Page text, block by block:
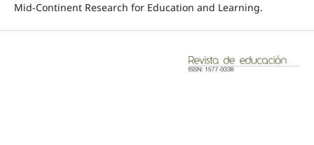
Mid-Continent Research for Education and Learning.